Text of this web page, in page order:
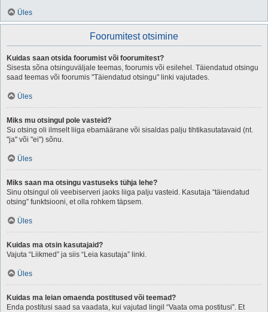
Üles
Foorumitest otsimine
Kuidas saan otsida foorumist või foorumitest?
Sisesta sõna otsinguväljale teemas, foorumis või esilehel. Täiendatud otsingu
saad teemas või foorumis "Täiendatud otsingu" linki vajutades.
Üles
Miks mu otsingul pole vasteid?
Su otsing oli ilmselt liiga ebamäärane või sisaldas palju tihtikasutatavaid (nt.
"ja" või "ei") sõnu.
Üles
Miks saan ma otsingu vastuseks tühja lehe?
Sinu otsingul oli veebiserveri jaoks liiga palju vasteid. Kasutaja “täiendatud
otsing” funktsiooni, et olla rohkem täpsem.
Üles
Kuidas ma otsin kasutajaid?
Vajuta “Liikmed” ja siis “Leia kasutaja” linki.
Üles
Kuidas ma leian omaenda postitused või teemad?
Enda postitusi saad sa vaadata, kui vajutad lingil “Vaata oma postitusi”. Et